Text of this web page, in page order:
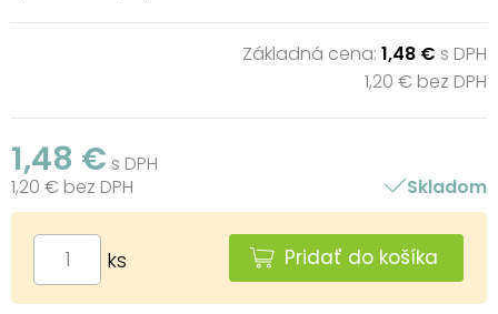
Základná cena: 1,48 € s DPH
1,20 € bez DPH
1,48 € s DPH
1,20 € bez DPH
Skladom
ks Pridať do košíka